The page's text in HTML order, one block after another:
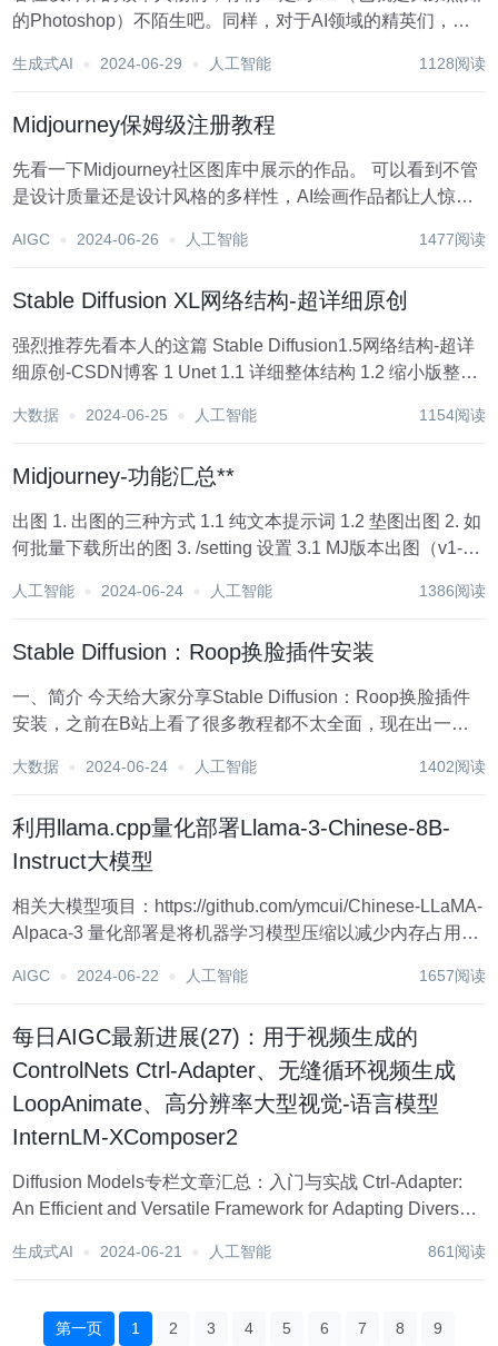
的Photoshop）不陌生吧。同样，对于AI领域的精英们，
软件，各自独立且功能强大，都是设计领域不可或缺的工
生成式AI 2024-06-29 人工智能 1128阅读
Midjourney保姆级注册教程
先看一下Midjourney社区图库中展示的作品。 可以看到不管
是设计质量还是设计风格的多样性，AI绘画作品都让人惊
述方法，就能做到不错的AIGC绘画输出了。 接下来，我们
AIGC 2024-06-26 人工智能 1477阅读
Stable Diffusion XL网络结构-超详细原创
强烈推荐先看本人的这篇 Stable Diffusion1.5网络结构-超详
细原创-CSDN博客 1 Unet 1.1 详细整体结构 1.2 缩小版整体
CrossAttnDownBlo...
大数据 2024-06-25 人工智能 1154阅读
Midjourney-功能汇总**
出图 1. 出图的三种方式 1.1 纯文本提示词 1.2 垫图出图 2. 如
何批量下载所出的图 3. /setting 设置 3.1 MJ版本出图（v1-
人工智能 2024-06-24 人工智能 1386阅读
Stable Diffusion：Roop换脸插件安装
一、简介 今天给大家分享Stable Diffusion：Roop换脸插件
安装，之前在B站上看了很多教程都不太全面，现在出一版
roop插件过程遇到的各种问题，下面我会把Roop换脸插件安
大数据 2024-06-24 人工智能 1402阅读
利用llama.cpp量化部署Llama-3-Chinese-8B-
Instruct大模型
相关大模型项目：https://github.com/ymcui/Chinese-LLaMA-
Alpaca-3 量化部署是将机器学习模型压缩以减少内存占用和
行模型量化并在本地部署。 环...
AIGC 2024-06-22 人工智能 1657阅读
每日AIGC最新进展(27)：用于视频生成的
ControlNets Ctrl-Adapter、无缝循环视频生成
LoopAnimate、高分辨率大型视觉-语言模型
InternLM-XComposer2
Diffusion Models专栏文章汇总：入门与实战 Ctrl-Adapter:
An Efficient and Versatile Framework for Adapting Diverse
生成式AI 2024-06-21 人工智能 861阅读
第一页 1 2 3 4 5 6 7 8 9